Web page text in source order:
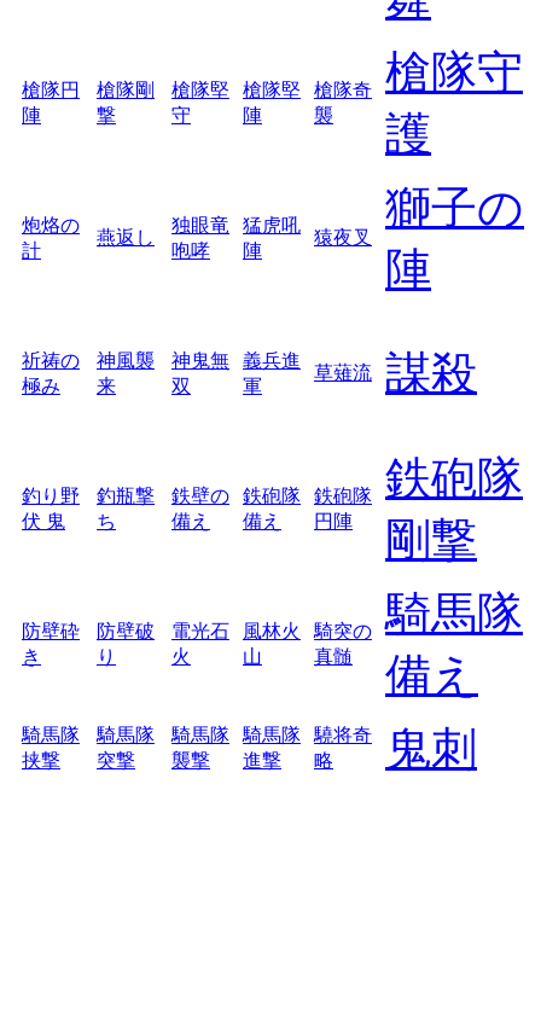
槍隊円
陣
槍隊剛
撃
槍隊堅
守
槍隊堅
陣
槍隊奇
襲
槍隊守
護
炮烙の
計
燕返し
独眼竜
咆哮
猛虎吼
陣
猿夜叉
獅子の
陣
祈祷の
極み
神風襲
来
神鬼無
双
義兵進
軍
草薙流 謀殺
釣り野
伏 鬼
釣瓶撃
ち
鉄壁の
備え
鉄砲隊
備え
鉄砲隊
円陣
鉄砲隊
剛撃
防壁砕
き
防壁破
り
電光石
火
風林火
山
騎突の
真髄
騎馬隊
備え
騎馬隊
挟撃
騎馬隊
突撃
騎馬隊
襲撃
騎馬隊
進撃
驍将奇
略
鬼刺